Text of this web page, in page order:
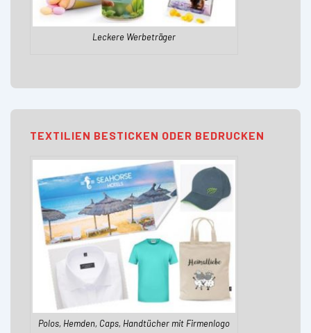
Leckere Werbeträger
TEXTILIEN BESTICKEN ODER BEDRUCKEN
Polos, Hemden, Caps, Handtücher mit Firmenlogo